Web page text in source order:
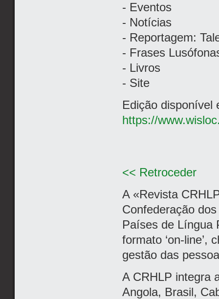
- Eventos
- Notícias
- Reportagem:
- Frases
- Livros
- Site
Edição disponível
https://
<< Retroceder
A «Revista
Confederação
Países de Língua
formato ‘on-line’,
gestão das
A CRHLP integra
Angola, Brasil,